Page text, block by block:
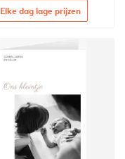
Elke dag lage prijzen